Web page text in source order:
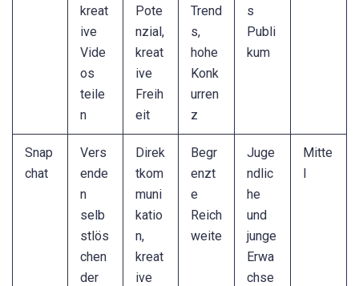
kreat
ive
Vide
os
teile
n
Pote
nzial,
kreat
ive
Freih
eit
Trend
s,
hohe
Konk
urren
z
s
Publi
kum
Snap
chat
Vers
ende
n
selb
stlös
chen
der
Direk
tkom
muni
katio
n,
kreat
ive
Begr
enzt
e
Reich
weite
Juge
ndlic
he
und
junge
Erwa
chse
Mitte
l